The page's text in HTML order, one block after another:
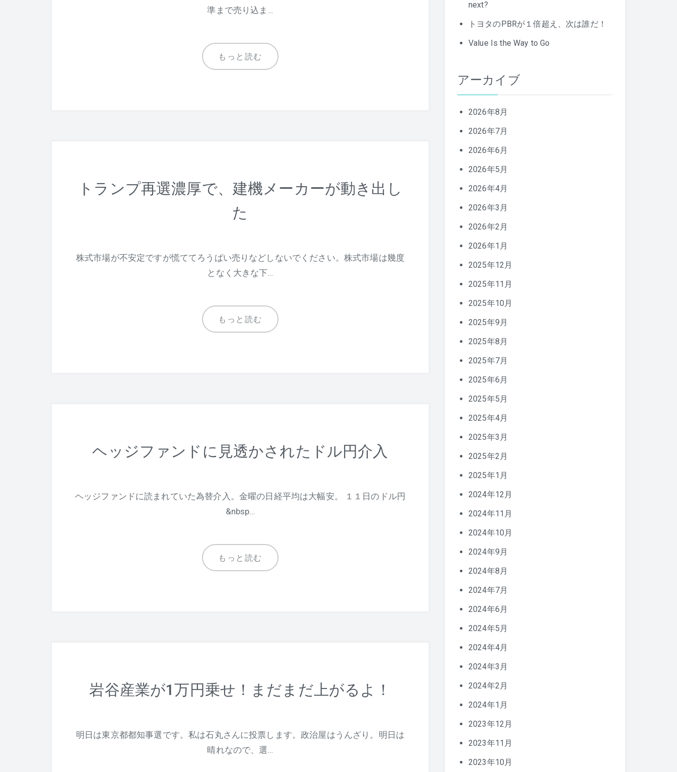
準まで売り込ま…
もっと読む
トランプ再選濃厚で、建機メーカーが動き出し
た
株式市場が不安定ですが慌ててろうばい売りなどしないでください。株式市場は幾度
となく大きな下…
もっと読む
ヘッジファンドに見透かされたドル円介入
ヘッジファンドに読まれていた為替介入。金曜の日経平均は大幅安。 １１日のドル円
&nbsp…
もっと読む
岩谷産業が1万円乗せ！まだまだ上がるよ！
明日は東京都都知事選です。私は石丸さんに投票します。政治屋はうんざり。明日は
晴れなので、選…
next?
トヨタのPBRが１倍超え、次は誰だ！
Value Is the Way to Go
アーカイブ
2026年8月
2026年7月
2026年6月
2026年5月
2026年4月
2026年3月
2026年2月
2026年1月
2025年12月
2025年11月
2025年10月
2025年9月
2025年8月
2025年7月
2025年6月
2025年5月
2025年4月
2025年3月
2025年2月
2025年1月
2024年12月
2024年11月
2024年10月
2024年9月
2024年8月
2024年7月
2024年6月
2024年5月
2024年4月
2024年3月
2024年2月
2024年1月
2023年12月
2023年11月
2023年10月